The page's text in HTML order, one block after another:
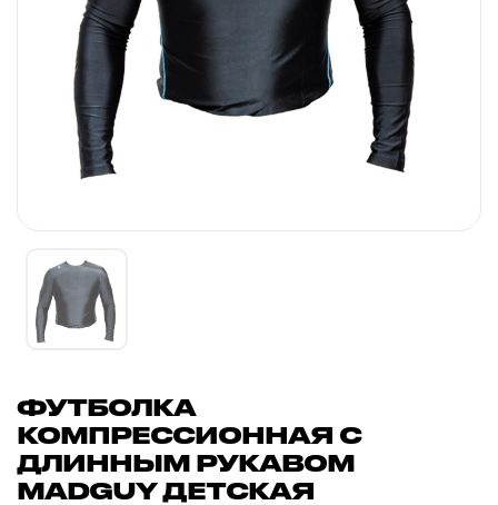
ФУТБОЛКА
КОМПРЕССИОННАЯ С
ДЛИННЫМ РУКАВОМ
MADGUY ДЕТСКАЯ